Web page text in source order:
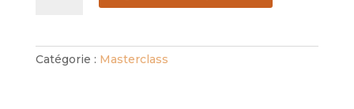
22
Catégorie : Masterclass